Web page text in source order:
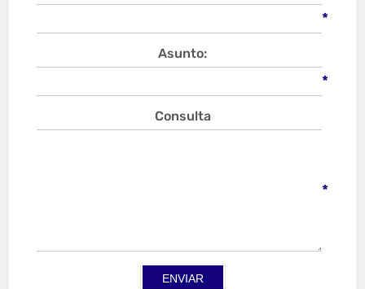
*
Asunto:
*
Consulta
*